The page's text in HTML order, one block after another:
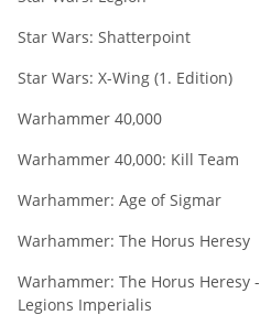
Star Wars: Shatterpoint
Star Wars: X-Wing (1. Edition)
Warhammer 40,000
Warhammer 40,000: Kill Team
Warhammer: Age of Sigmar
Warhammer: The Horus Heresy
Warhammer: The Horus Heresy -
Legions Imperialis